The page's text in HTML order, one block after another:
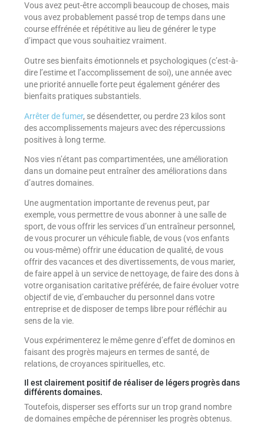
Vous avez peut-être accompli beaucoup de choses, mais
vous avez probablement passé trop de temps dans une
course effrénée et répétitive au lieu de générer le type
d’impact que vous souhaitiez vraiment.
Outre ses bienfaits émotionnels et psychologiques (c’est-à-
dire l’estime et l’accomplissement de soi), une année avec
une priorité annuelle forte peut également générer des
bienfaits pratiques substantiels.
Arrêter de fumer, se désendetter, ou perdre 23 kilos sont
des accomplissements majeurs avec des répercussions
positives à long terme.
Nos vies n’étant pas compartimentées, une amélioration
dans un domaine peut entraîner des améliorations dans
d’autres domaines.
Une augmentation importante de revenus peut, par
exemple, vous permettre de vous abonner à une salle de
sport, de vous offrir les services d’un entraîneur personnel,
de vous procurer un véhicule fiable, de vous (vos enfants
ou vous-même) offrir une éducation de qualité, de vous
offrir des vacances et des divertissements, de vous marier,
de faire appel à un service de nettoyage, de faire des dons à
votre organisation caritative préférée, de faire évoluer votre
objectif de vie, d’embaucher du personnel dans votre
entreprise et de disposer de temps libre pour réfléchir au
sens de la vie.
Vous expérimenterez le même genre d’effet de dominos en
faisant des progrès majeurs en termes de santé, de
relations, de croyances spirituelles, etc.
Il est clairement positif de réaliser de légers progrès dans
différents domaines.
Toutefois, disperser ses efforts sur un trop grand nombre
de domaines empêche de pérenniser les progrès obtenus.